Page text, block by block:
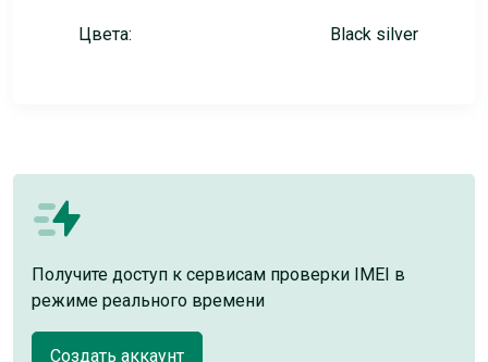
Цвета: Black silver
Получите доступ к сервисам проверки IMEI в
режиме реального времени
Создать аккаунт